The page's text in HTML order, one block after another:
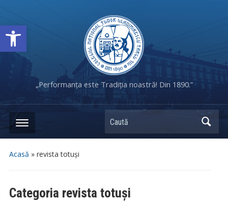
Deschide bara de unelte
„Performanța este Tradiția noastră! Din 1890.”
Caută
Acasă » revista totuși
Categoria revista totuși